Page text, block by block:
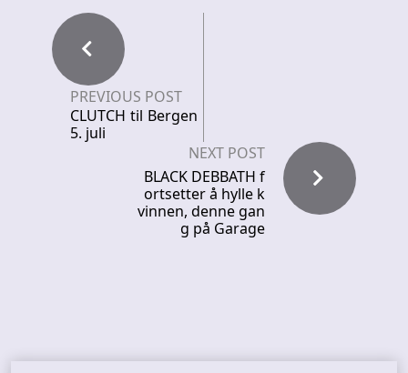
PREVIOUS POST
CLUTCH til Bergen
5. juli
NEXT POST
BLACK DEBBATH f
ortsetter å hylle k
vinnen, denne gan
g på Garage